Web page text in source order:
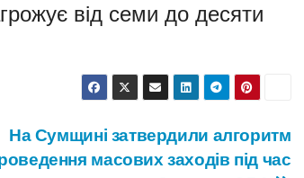
від семи до десяти
На Сумщині затвердили алгоритм
масових заходів під час